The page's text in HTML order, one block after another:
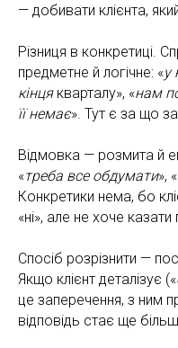
— добивати клієнта,
Різниця в конкретиці.
предметне й логічне: «у
кінця кварталу», «нам
її немає». Тут є за що
Відмовка — розмита й
«треба все обдумати», «
Конкретики нема, бо
«ні», але не хоче
Спосіб розрізнити —
Якщо клієнт деталізує («
це заперечення, з ним
відповідь стає ще